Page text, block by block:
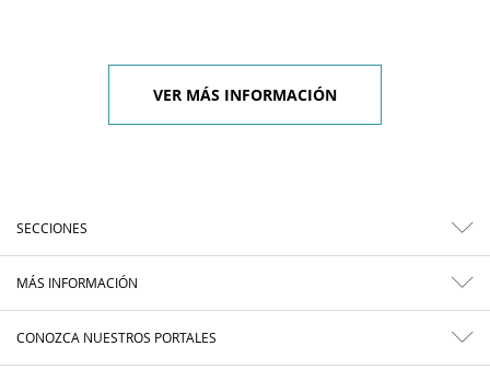
VER MÁS INFORMACIÓN
SECCIONES
MÁS INFORMACIÓN
CONOZCA NUESTROS PORTALES